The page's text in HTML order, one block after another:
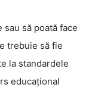
să poată face
trebuie să fie
la standardele
educațional